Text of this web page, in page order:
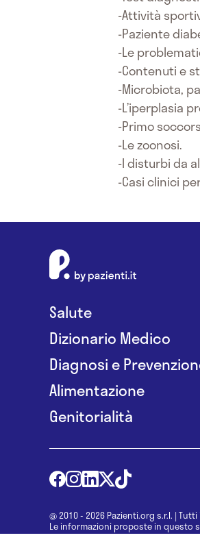
-Attività
-Paziente
-Le
-Contenuti e
-Microbiota,
-L’iperplasia
-Primo
-Le zoonosi.
-I disturbi da
-Casi clinici
Salute
Dizionario Medico
Diagnosi e
Alimentazione
Genitorialità
@ 2010 - 2026 Pazienti.org s.r.l. | Tutti
Le informazioni proposte in questo
una diagnosi formulata dal medico.